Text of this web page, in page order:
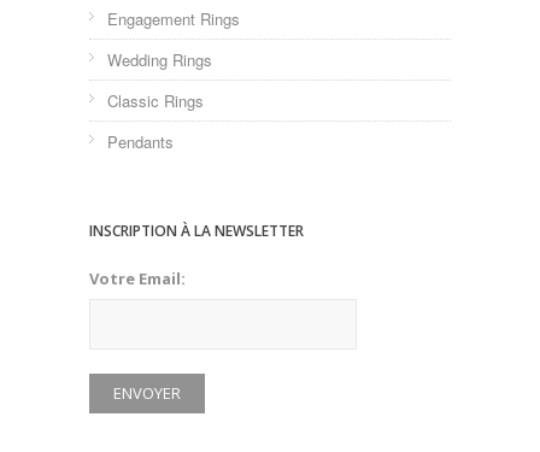
Engagement Rings
Wedding Rings
Classic Rings
Pendants
INSCRIPTION À LA NEWSLETTER
Votre Email: